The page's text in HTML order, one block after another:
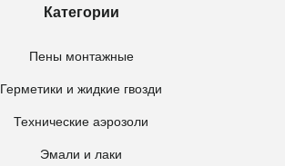
Категории
Пены монтажные
Герметики и жидкие гвозди
Технические аэрозоли
Эмали и лаки